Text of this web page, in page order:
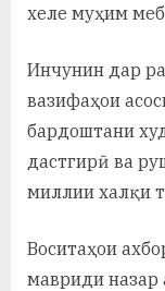
хеле муҳим
Инчунин дар
вазифаҳои
бардоштани
дастгирӣ ва
миллии халқи
Воситаҳои
мавриди назар